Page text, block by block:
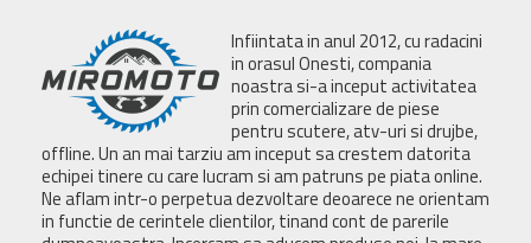
Infiintata in anul 2012, cu radacini
in orasul Onesti, compania
noastra si-a inceput activitatea
prin comercializare de piese
pentru scutere, atv-uri si drujbe,
offline. Un an mai tarziu am inceput sa crestem datorita
echipei tinere cu care lucram si am patruns pe piata online.
Ne aflam intr-o perpetua dezvoltare deoarece ne orientam
in functie de cerintele clientilor, tinand cont de parerile